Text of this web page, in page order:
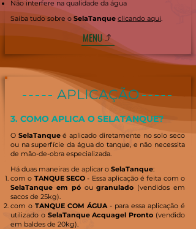
Não interfere na qualidade da água
Saiba tudo sobre o SelaTanque clicando aqui
MENU
APLICAÇÃO
3. COMO APLICA O SELATANQUE?
O SelaTanqueé aplicado diretamente no solo seco
ou na superfície da água do tanque, e não necessita
de mão-de-obra especializada.
Há duas maneiras de aplicar o SelaTanque:
com o TANQUE SECO- Essa aplicação é feita com o
SelaTanque em póougranulado (vendidos em
sacos de 25kg).
com o TANQUE COM ÁGUA - para essa aplicação é
utilizado o SelaTanque Acquagel Pronto (vendido
em baldes de 20kg).